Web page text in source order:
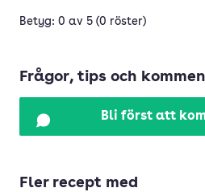
Betyg: 0 av 5 (0 röster)
Frågor, tips och
Bli först att
Fler recept med